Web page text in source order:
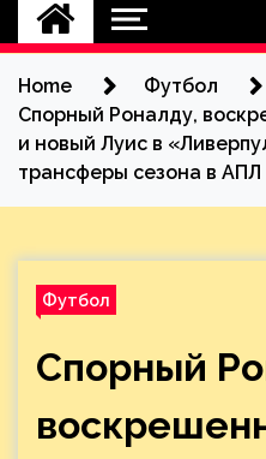
Home
Футбол
Спорный Роналду,
и новый Луис в
трансферы сезона в АПЛ
Футбол
Спорный